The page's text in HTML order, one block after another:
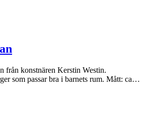
från konstnären Kerstin Westin.
som passar bra i barnets rum. Mått: ca…